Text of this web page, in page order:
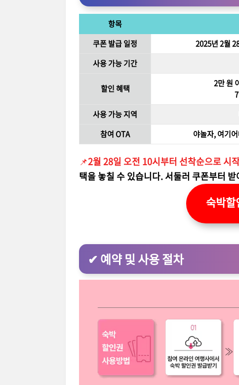
항목
쿠폰 발급 일정
2025년 2월
사용 가능 기간
할인 혜택 2만 원
사용 가능 지역
참여 OTA
야놀자, 여기
📌2월 28일 오전 10시부터 선착순으로 시
택을 놓칠 수 있습니다. 서둘러 쿠폰부터
숙박
✔ 예약 및 사용 절차